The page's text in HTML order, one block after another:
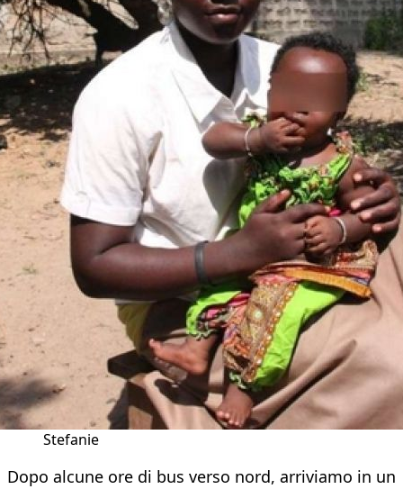
Stefanie
Dopo alcune ore di bus verso nord, arriviamo in un